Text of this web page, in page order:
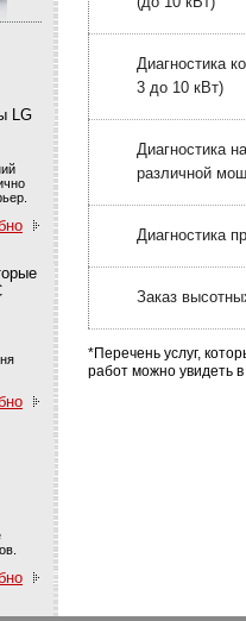
LG
Диагностика
3 до 10 кВт)
Диагностика
различной
Диагностика
Заказ
*Перечень услуг,
работ можно увидеть